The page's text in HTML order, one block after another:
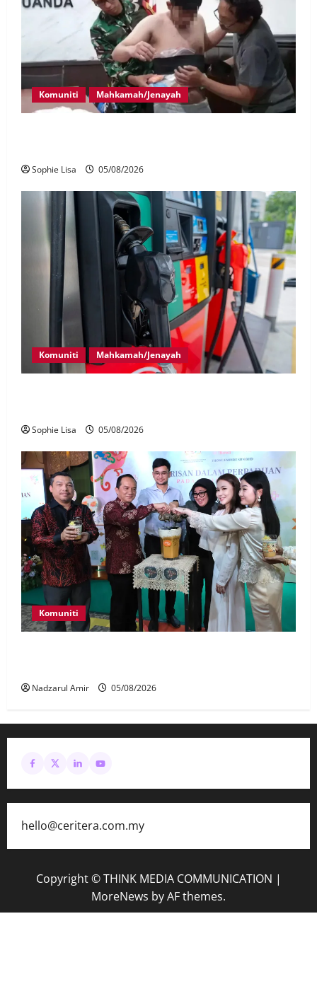
Komuniti Mahkamah/Jenayah
Sophie Lisa 05/08/2026
Komuniti Mahkamah/Jenayah
Sophie Lisa 05/08/2026
Komuniti
Nadzarul Amir 05/08/2026
hello@ceritera.com.my
Copyright © THINK MEDIA COMMUNICATION |
MoreNews by AF themes.